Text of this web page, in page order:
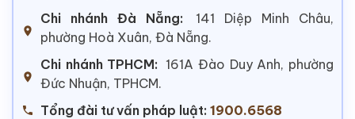
Chi nhánh Đà Nẵng:
141 Diệp Minh Châu,
phường Hoà Xuân, Đà Nẵng.
Chi nhánh TPHCM: 161A Đào Duy Anh, phường
Đức Nhuận, TPHCM.
Tổng đài tư vấn pháp luật: 1900.6568